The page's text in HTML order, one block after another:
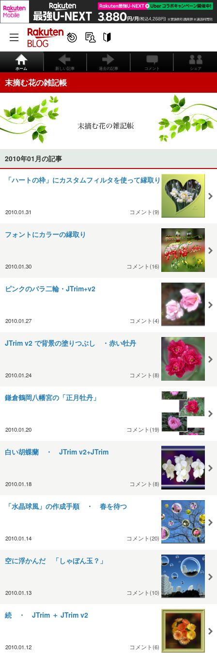
ホーム 新しい記事 過去の記事 コメント シェア
末摘む花の雑記帳
2010年01月の記事
「ハートの枠」にカスタムフィルタを使って縁取り
2010.01.31 コメント(9)
フォントにカラーの縁取り
2010.01.30 コメント(16)
ピンクのバラ二輪・JTrim+v2
2010.01.27 コメント(4)
JTrim v2 で背景の塗りつぶし ・赤い牡丹
2010.01.24 コメント(8)
鎌倉鶴岡八幡宮の「正月牡丹」
2010.01.20 コメント(19)
白い胡蝶蘭 ・ JTrim v2+JTrim
2010.01.18 コメント(8)
「水晶球風」の作成手順 ・ 春を待つ
2010.01.14 コメント(20)
空に浮かんだ 「しゃぼん玉？」
2010.01.13 コメント(10)
続 ・ JTrim ＋ JTrim v2
2010.01.12 コメント(6)